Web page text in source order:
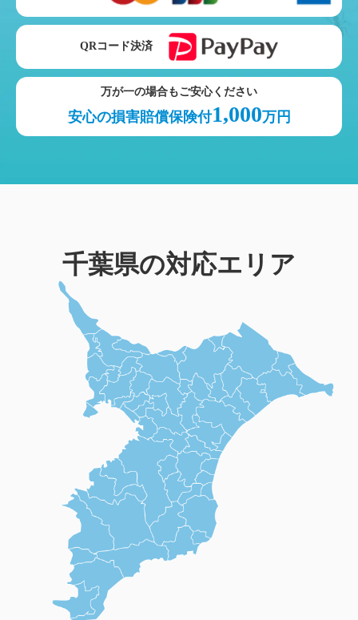
QRコード決済
万が一の場合もご安心ください
安心の損害賠償保険付1,000万円
千葉県の対応エリア